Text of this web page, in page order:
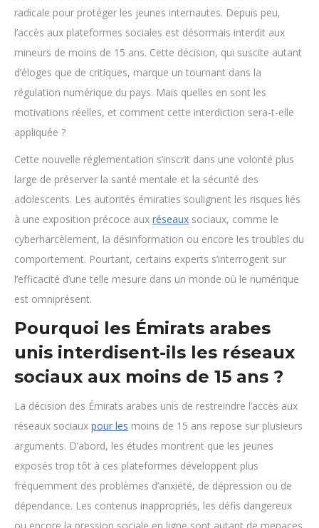
radicale pour protéger les jeunes internautes. Depuis peu,
l’accès aux plateformes sociales est désormais interdit aux
mineurs de moins de 15 ans. Cette décision, qui suscite autant
d’éloges que de critiques, marque un tournant dans la
régulation numérique du pays. Mais quelles en sont les
motivations réelles, et comment cette interdiction sera-t-elle
appliquée ?
Cette nouvelle réglementation s’inscrit dans une volonté plus
large de préserver la santé mentale et la sécurité des
adolescents. Les autorités émiraties soulignent les risques liés
à une exposition précoce aux réseaux sociaux, comme le
cyberharcèlement, la désinformation ou encore les troubles du
comportement. Pourtant, certains experts s’interrogent sur
l’efficacité d’une telle mesure dans un monde où le numérique
est omniprésent.
Pourquoi les Émirats arabes
unis interdisent-ils les réseaux
sociaux aux moins de 15 ans ?
La décision des Émirats arabes unis de restreindre l’accès aux
réseaux sociaux pour les moins de 15 ans repose sur plusieurs
arguments. D’abord, les études montrent que les jeunes
exposés trop tôt à ces plateformes développent plus
fréquemment des problèmes d’anxiété, de dépression ou de
dépendance. Les contenus inappropriés, les défis dangereux